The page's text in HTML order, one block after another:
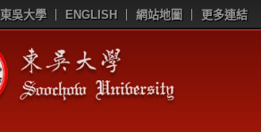
東吳大學 ENGLISH 網站地圖 更多連結